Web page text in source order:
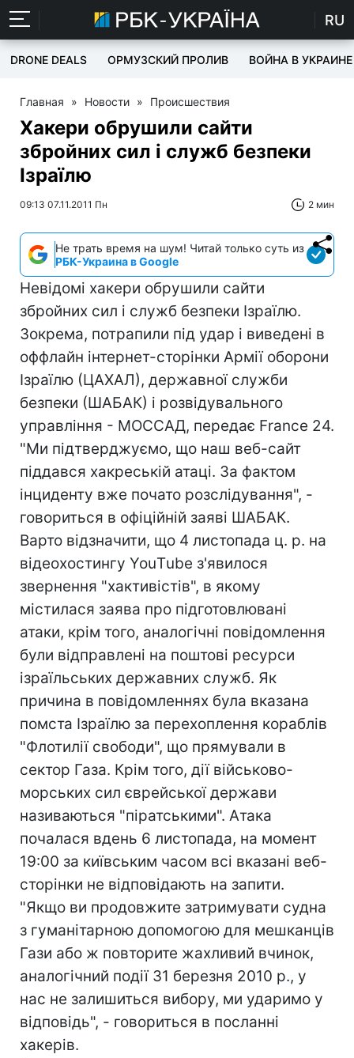
RU
DRONE DEALS ОРМУЗСКИЙ ПРОЛИВ ВОЙНА В УКРАИНЕ
Главная » Новости » Происшествия
Хакери обрушили сайти
збройних сил і служб безпеки
Ізраїлю
09:13 07.11.2011 Пн 2 мин
Не трать время на шум! Читай только суть из
РБК-Украина в Google
Невідомі хакери обрушили сайти
збройних сил і служб безпеки Ізраїлю.
Зокрема, потрапили під удар і виведені в
оффлайн інтернет-сторінки Армії оборони
Ізраїлю (ЦАХАЛ), державної служби
безпеки (ШАБАК) і розвідувального
управління - МОССАД, передає France 24.
"Ми підтверджуємо, що наш веб-сайт
піддався хакреській атаці. За фактом
інциденту вже почато розслідування", -
говориться в офіційній заяві ШАБАК.
Варто відзначити, що 4 листопада ц. р. на
відеохостингу YouТube з'явилося
звернення "хактивістів", в якому
містилася заява про підготовлювані
атаки, крім того, аналогічні повідомлення
були відправлені на поштові ресурси
ізраїльських державних служб. Як
причина в повідомленнях була вказана
помста Ізраїлю за перехоплення кораблів
"Флотилії свободи", що прямували в
сектор Газа. Крім того, дії військово-
морських сил єврейської держави
називаються "піратськими". Атака
почалася вдень 6 листопада, на момент
19:00 за київським часом всі вказані веб-
сторінки не відповідають на запити.
"Якщо ви продовжите затримувати судна
з гуманітарною допомогою для мешканців
Гази або ж повторите жахливий вчинок,
аналогічний події 31 березня 2010 р., у
нас не залишиться вибору, ми ударимо у
відповідь", - говориться в посланні
хакерів.